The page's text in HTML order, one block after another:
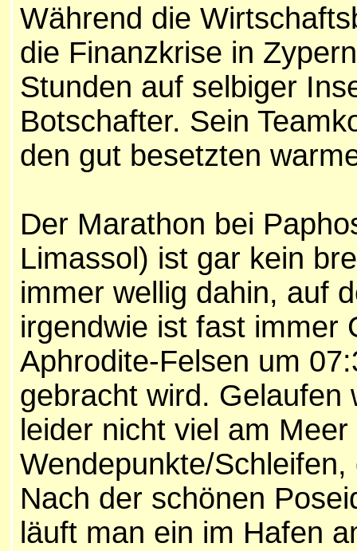
Während die
die Finanzkrise in
Stunden auf selbiger
Botschafter. Sein
den gut besetzten
Der Marathon bei
Limassol) ist gar kein
immer wellig dahin, auf
irgendwie ist fast immer
Aphrodite-Felsen um
gebracht wird. Gelaufen
leider nicht viel am
Wendepunkte/
Nach der schönen
läuft man ein im Hafen